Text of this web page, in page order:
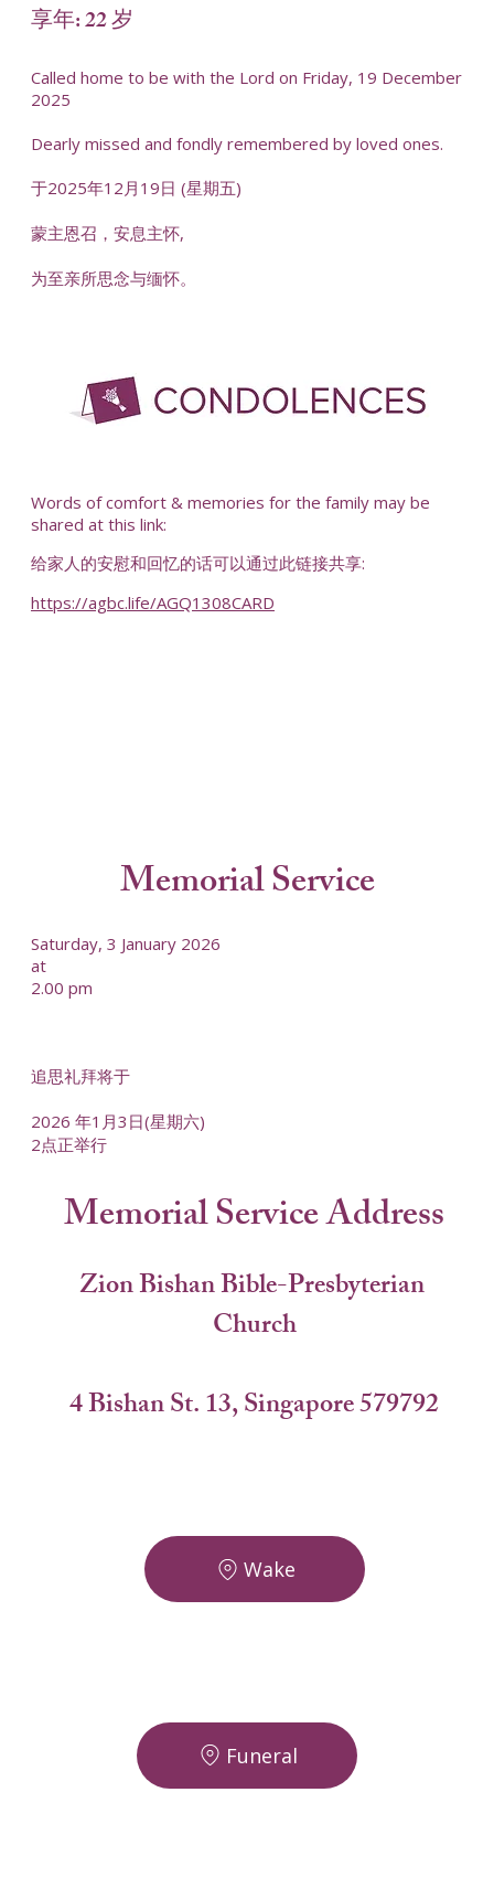
享年: 22 岁
Called home to be with the Lord on Friday, 19 December
2025
Dearly missed and fondly remembered by loved ones.
于2025年12月19日 (星期五)
蒙主恩召，安息主怀,
为至亲所思念与缅怀。
Words of comfort & memories for the family may be
shared at this link:
给家人的安慰和回忆的话可以通过此链接共享:
https://agbc.life/AGQ1308CARD
Saturday, 3 January 2026
at
2.00 pm
追思礼拜将于
2026 年1月3日(星期六)
2点正举行
Memorial Service
Memorial Service Address
Zion Bishan Bible-Presbyterian
Church
4 Bishan St. 13, Singapore 579792
Wake
Funeral